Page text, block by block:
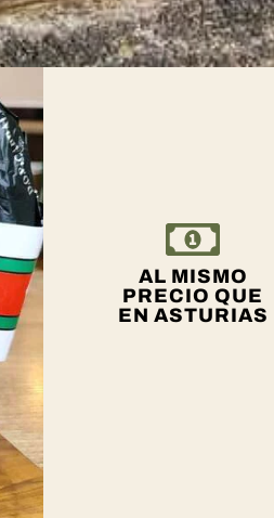
AL MISMO
PRECIO QUE
EN ASTURIAS